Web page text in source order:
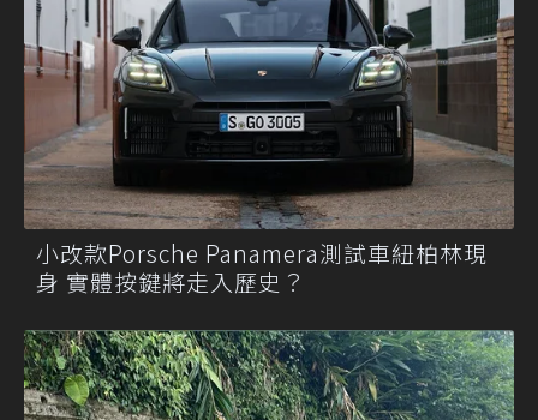
小改款Porsche Panamera測試車紐柏林現
身 實體按鍵將走入歷史？